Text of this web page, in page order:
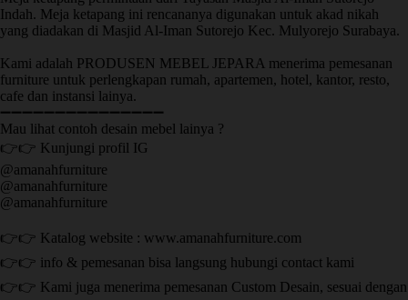
Indah. Meja ketapang ini rencananya digunakan untuk akad nikah
yang diadakan di Masjid Al-Iman Sutorejo Kec. Mulyorejo Surabaya.
Kami adalah PRODUSEN MEBEL JEPARA menerima pemesanan
furniture untuk perlengkapan rumah, apartemen, hotel, kantor, resto,
cafe dan instansi lainya.
➖➖➖➖➖➖➖➖➖➖➖➖➖➖➖
Mau lihat contoh desain mebel lainya ?
👉👉 Kunjungi profil IG
@amanahfurniture
@amanahfurniture
@amanahfurniture
👉👉 Katalog website : www.amanahfurniture.com
👉👉 info & pemesanan bisa langsung hubungi contact kami
👉👉 Kami juga menerima pemesanan Custom Desain, sesuai dengan